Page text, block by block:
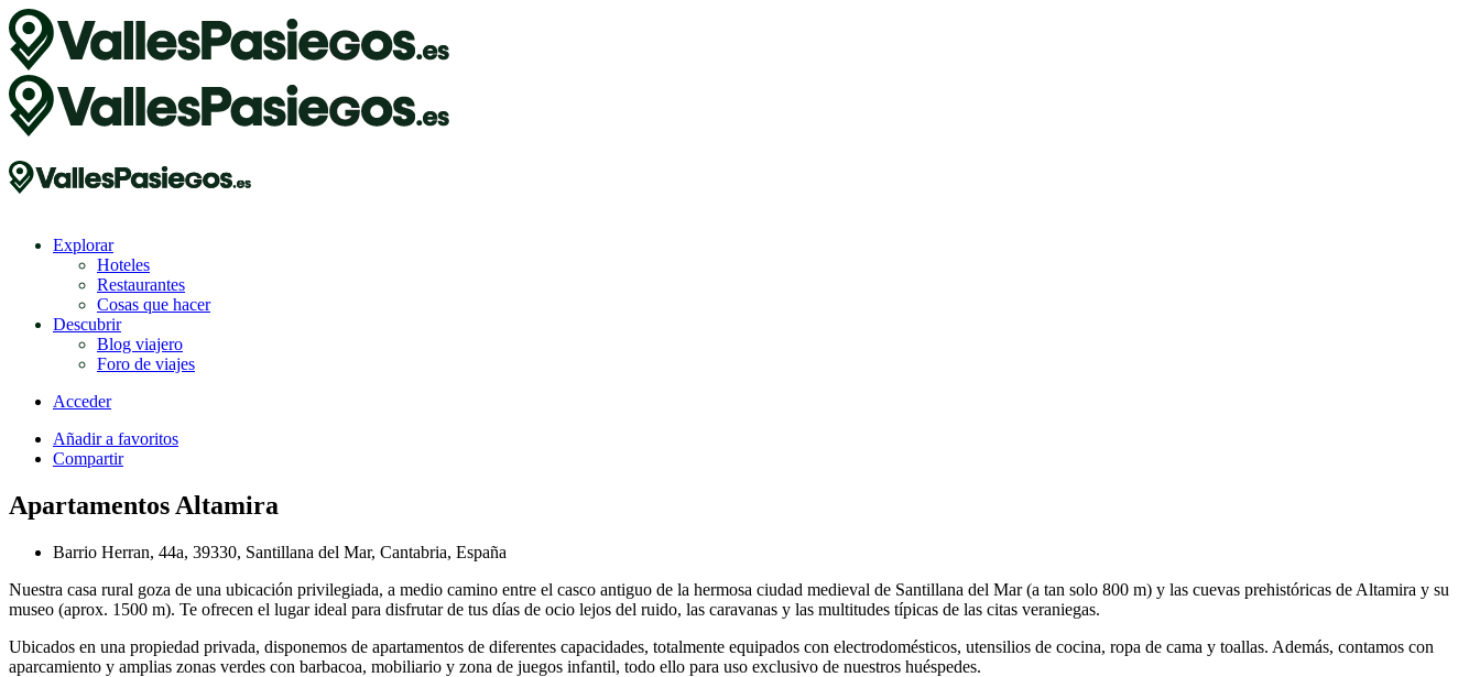
Explorar
Hoteles
Restaurantes
Cosas que hacer
Descubrir
Blog viajero
Foro de viajes
Acceder
Añadir a favoritos
Compartir
Apartamentos Altamira
Barrio Herran, 44a, 39330, Santillana del Mar, Cantabria, España
Nuestra casa rural goza de una ubicación privilegiada, a medio camino entre el casco antiguo de la hermosa ciudad medieval de Santillana del Mar (a tan solo 800 m) y las cuevas prehistóricas de Altamira y su
museo (aprox. 1500 m). Te ofrecen el lugar ideal para disfrutar de tus días de ocio lejos del ruido, las caravanas y las multitudes típicas de las citas veraniegas.
Ubicados en una propiedad privada, disponemos de apartamentos de diferentes capacidades, totalmente equipados con electrodomésticos, utensilios de cocina, ropa de cama y toallas. Además, contamos con
aparcamiento y amplias zonas verdes con barbacoa, mobiliario y zona de juegos infantil, todo ello para uso exclusivo de nuestros huéspedes.